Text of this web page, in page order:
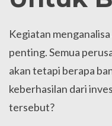
Kegiatan
penting. Semua
akan tetapi berapa
keberhasilan dari
tersebut?